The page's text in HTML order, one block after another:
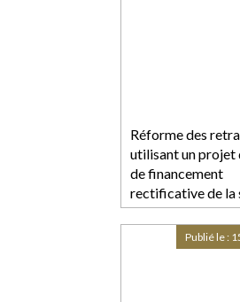
Réforme des
utilisant un projet
de financement
rectificative de la
sociale : vous
Publié le :